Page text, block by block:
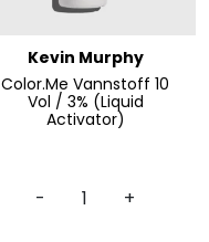
Kevin Murphy
Color.Me Vannstoff 10
Vol / 3% (Liquid
Activator)
- +